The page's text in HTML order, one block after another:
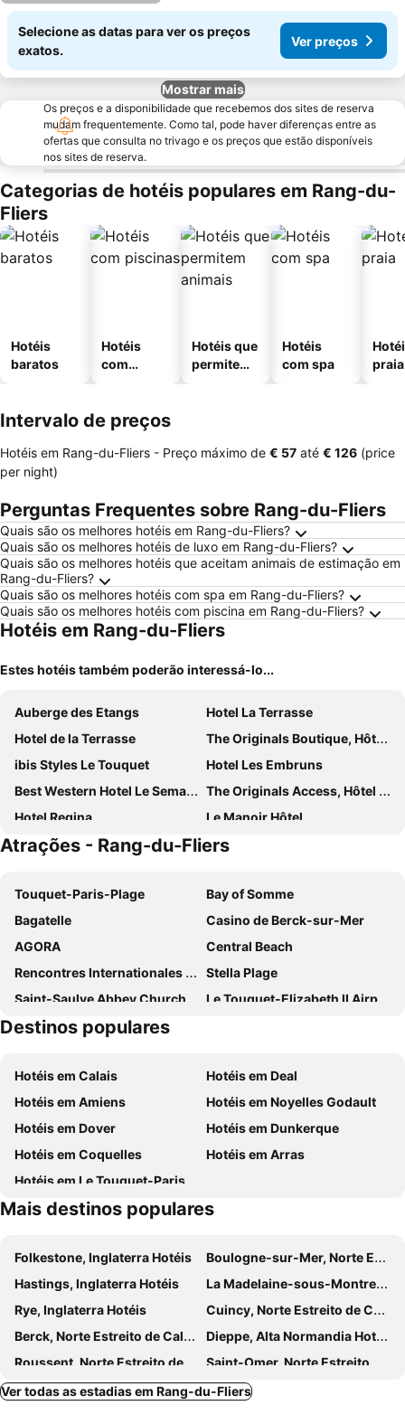
Selecione as datas para ver os preços
exatos.
Ver preços
Mostrar mais
Os preços e a disponibilidade que recebemos dos sites de reserva
mudam frequentemente. Como tal, pode haver diferenças entre as
ofertas que consulta no trivago e os preços que estão disponíveis
nos sites de reserva.
Categorias de hotéis populares em Rang-du-
Fliers
Hotéis
baratos
Hotéis
com
Hotéis que
permitem
Hotéis
com spa
praia
Intervalo de preços
Hotéis em Rang-du-Fliers - Preço máximo de ‎€ 57 até ‎€ 126 (price
per night)
Perguntas Frequentes sobre Rang-du-Fliers
Quais são os melhores hotéis em Rang-du-Fliers?
Quais são os melhores hotéis de luxo em Rang-du-Fliers?
Quais são os melhores hotéis que aceitam animais de estimação em
Rang-du-Fliers?
Quais são os melhores hotéis com spa em Rang-du-Fliers?
Quais são os melhores hotéis com piscina em Rang-du-Fliers?
Hotéis em Rang-du-Fliers
Estes hotéis também poderão interessá-lo...
Auberge des Etangs
Hotel La Terrasse
Hotel de la Terrasse
The Originals Boutique, Hôtel Neptune, Berck-sur-Mer
ibis Styles Le Touquet
Hotel Les Embruns
Best Western Hotel Le Semaphore
The Originals Access, Hôtel les Iris, Berck-sur-Mer
Hotel Regina
Le Manoir Hôtel
Residence du Rivage Chez Gino
voco Le Touquet by IHG
Hôtel Barrière Le Westminster
Red Fox
Pierre&Vacances Résidence Le Phare
Le Grand Hôtel Le Touquet-Paris-Plage
BRIT HOTEL Le 940 Le Touquet-Etaples
Atrações - Rang-du-Fliers
Touquet-Paris-Plage
Bay of Somme
Bagatelle
Casino de Berck-sur-Mer
AGORA
Central Beach
Rencontres Internationales de Cerfs-volants
Stella Plage
Saint-Saulve Abbey Church
Le Touquet-Elizabeth II Airport
Fort Mahon Beach
Criel Plage
Hôtel de Ville
Destinos populares
Hotéis em Calais
Hotéis em Deal
Hotéis em Amiens
Hotéis em Noyelles Godault
Hotéis em Dover
Hotéis em Dunkerque
Hotéis em Coquelles
Hotéis em Arras
Hotéis em Le Touquet-Paris-Plage
Mais destinos populares
Folkestone, Inglaterra Hotéis
Boulogne-sur-Mer, Norte Estreito de Calé Hotéis
Hastings, Inglaterra Hotéis
La Madelaine-sous-Montreuil, Norte Estreito de Calé Hotéis
Rye, Inglaterra Hotéis
Cuincy, Norte Estreito de Calé Hotéis
Berck, Norte Estreito de Calé Hotéis
Dieppe, Alta Normandia Hotéis
Roussent, Norte Estreito de Calé Hotéis
Saint-Omer, Norte Estreito de Calé Hotéis
Loon-Plage, Norte Estreito de Calé Hotéis
Saint-Laurent-Blangy, Norte Estreito de Calé Hotéis
Ver todas as estadias em Rang-du-Fliers